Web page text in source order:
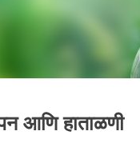
आणि हाताळणी